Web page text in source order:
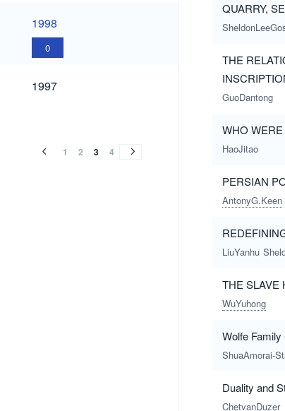
1998
1998
0
1997
1997
1 2 3 4
QUARRY,
THE
GuoDantong
WHO
HaoJitao
PERSIAN
AntonyG.Keen
LiuYanhu
THE SLAVE
WuYuhong
Wolfe
ShuaAmorai-
Duality and
ChetvanDuzer